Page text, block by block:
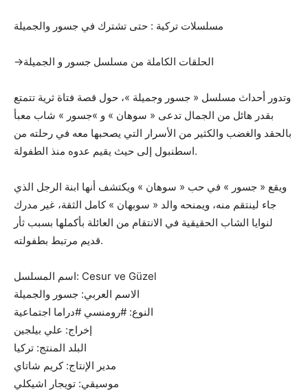
مسلسلات تركية : حتى تشترك في جسور والجميلة
→الحلقات الكاملة من مسلسل جسور و الجميلة
وتدور أحداث مسلسل « جسور وجميلة »، حول قصة فتاة ثرية تتمتع
بقدر هائل من الجمال تدعى « سوهان » و »جسور » شاب معبأ
بالحقد والغضب والكثير من الأسرار التي يصحبها معه في رحلته من
اسطنبول إلى حيث يقيم عدوه منذ الطفولة.
ويقع « جسور » في حب « سوهان » ويكتشف أنها ابنة الرجل الذي
جاء لينتقم منه، ويمنحه والد « سوبهان » كامل الثقة، غير مدرك
لنوايا الشاب الحقيقية في الانتقام من العائلة بأكملها بسبب ثأر
قديم مرتبط بطفولته.
اسم المسلسل: Cesur ve Güzel
الاسم العربي: جسور والجميلة
النوع: #رومنسي #دراما اجتماعية
إخراج: علي بيلجين
البلد المنتج: تركيا
مدير الإنتاج: كريم شاتاي
موسيقي: تويجار اشيكلي